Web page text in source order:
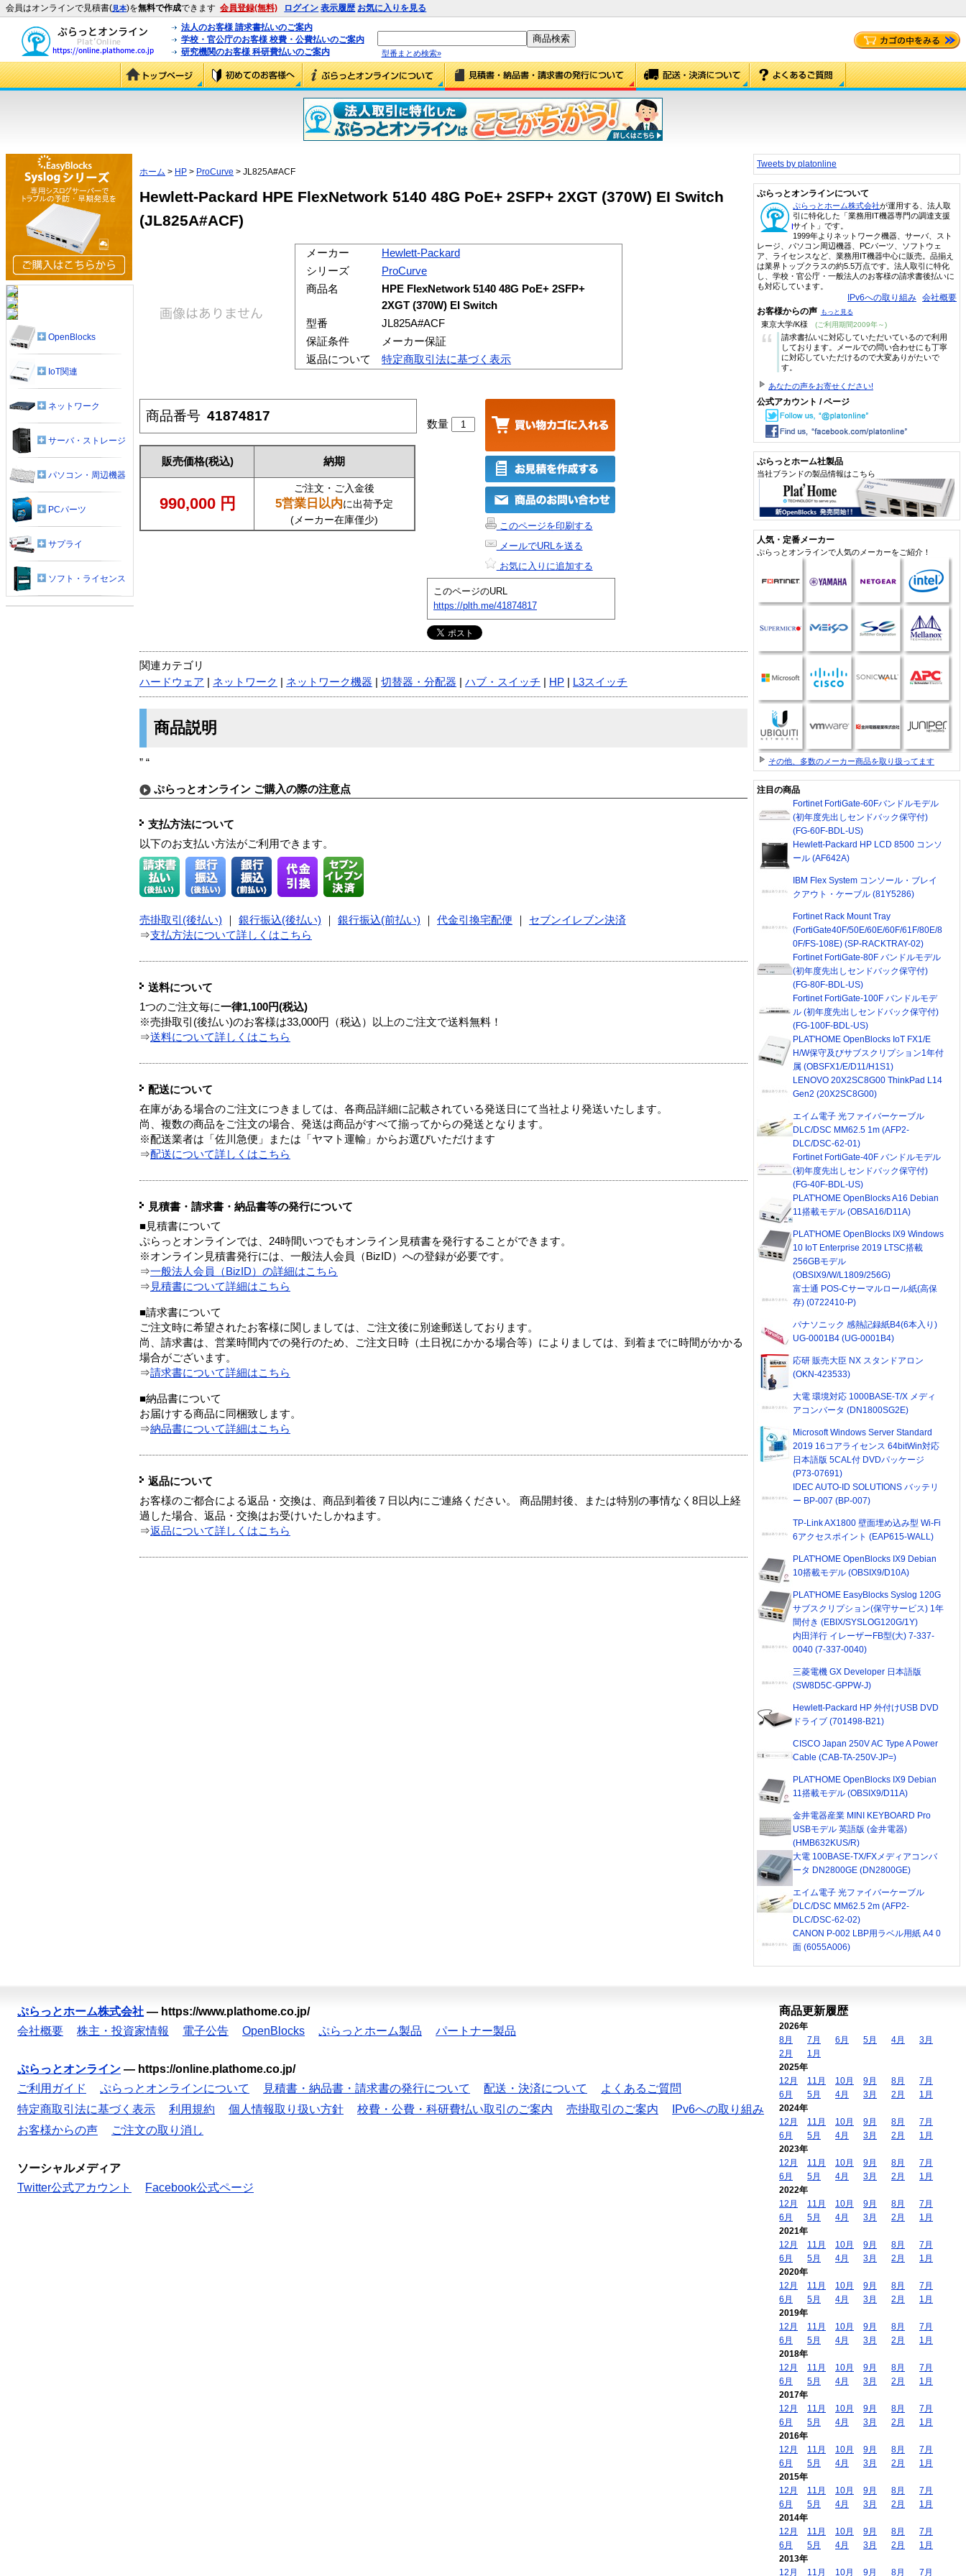
会員はオンラインで見積書(見本)を無料で作成できます 会員登録(無料) ログイン 表示履歴 お気に入りを見る
法人のお客様 請求書払いのご案内
学校・官公庁のお客様 校費・公費払いのご案内
研究機関のお客様 科研費払いのご案内
型番まとめ検索»
ホーム > HP > ProCurve > JL825A#ACF
Hewlett-Packard HPE FlexNetwork 5140 48G PoE+ 2SFP+ 2XGT (370W) EI Switch
(JL825A#ACF)
メーカー
Hewlett-Packard
シリーズ
ProCurve
商品名
HPE FlexNetwork 5140 48G PoE+ 2SFP+
2XGT (370W) EI Switch
型番
JL825A#ACF
保証条件
メーカー保証
返品について
特定商取引法に基づく表示
商品番号 41874817
販売価格(税込) 納期
990,000 円
ご注文・ご入金後
5営業日以内に出荷予定
(メーカー在庫僅少)
数量
このページを印刷する
メールでURLを送る
お気に入りに追加する
このページのURL
https://plth.me/41874817
関連カテゴリ
ハードウェア
ネットワーク ネットワーク機器 切替器・分配器 ハブ・スイッチ HP L3スイッチ
商品説明
” “
ぷらっとオンライン ご購入の際の注意点
支払方法について
以下のお支払い方法がご利用できます。
売掛取引(後払い) 銀行振込(後払い) 銀行振込(前払い) 代金引換宅配便
セブンイレブン決済
⇒支払方法について詳しくはこちら
送料について
1つのご注文毎に一律1,100円(税込)
※売掛取引(後払い)のお客様は33,000円（税込）以上のご注文で送料無料！
⇒送料について詳しくはこちら
配送について
在庫がある場合のご注文につきましては、各商品詳細に記載されている発送日にて当社より発送いたします。
尚、複数の商品をご注文の場合、発送は商品がすべて揃ってからの発送となります。
※配送業者は「佐川急便」または「ヤマト運輸」からお選びいただけます
⇒配送について詳しくはこちら
見積書・請求書・納品書等の発行について
■見積書について
ぷらっとオンラインでは、24時間いつでもオンライン見積書を発行することができます。
※オンライン見積書発行には、一般法人会員（BizID）への登録が必要です。
⇒一般法人会員（BizID）の詳細はこちら
⇒ 見積書について詳細はこちら
■請求書について
ご注文時に希望されたお客様に関しましては、ご注文後に別途郵送しております。
尚、請求書は、営業時間内での発行のため、ご注文日時（土日祝にかかる場合等）によりましては、到着までに時間がかかる
場合がございます。
⇒請求書について詳細はこちら
■納品書について
お届けする商品に同梱致します。
⇒納品書について詳細はこちら
返品について
お客様のご都合による返品・交換は、商品到着後７日以内にご連絡ください。 商品開封後、または特別の事情なく8日以上経
過した場合、返品・交換はお受けいたしかねます。
⇒返品について詳しくはこちら
OpenBlocks
IoT関連
ネットワーク
サーバ・ストレージ
パソコン・周辺機器
PCパーツ
サプライ
ソフト・ライセンス
Tweets by platonline
ぷらっとオンラインについて
ぷらっとホーム株式会社が運用する、法人取
引に特化した「業務用IT機器専門の調達支援
サイト」です。
1999年よりネットワーク機器、サーバ、スト
レージ、パソコン周辺機器、PCパーツ、ソフトウェ
ア、ライセンスなど、業務用IT機器中心に販売。品揃え
は業界トップクラスの約5.5万点です。法人取引に特化
し、学校・官公庁・一般法人のお客様の請求書後払いに
も対応しています。
IPv6への取り組み 会社概要
お客様からの声 もっと見る
東京大学/K様 (ご利用期間2009年～)
“
請求書払いに対応していただいているので利用
しております。メールでの問い合わせにも丁寧
に対応していただけるので大変ありがたいで
す。
あなたの声をお寄せください!
公式アカウント / ページ
ぷらっとホーム社製品
当社ブランドの製品情報はこちら
人気・定番メーカー
ぷらっとオンラインで人気のメーカーをご紹介！
その他、多数のメーカー商品を取り扱ってます
注目の商品
Fortinet FortiGate-60Fバンドルモデル
(初年度先出しセンドバック保守付)
(FG-60F-BDL-US)
Hewlett-Packard HP LCD 8500 コンソ
ール (AF642A)
IBM Flex System コンソール・ブレイ
クアウト・ケーブル (81Y5286)
Fortinet Rack Mount Tray
(FortiGate40F/50E/60E/60F/61F/80E/8
0F/FS-108E) (SP-RACKTRAY-02)
Fortinet FortiGate-80F バンドルモデル
(初年度先出しセンドバック保守付)
(FG-80F-BDL-US)
Fortinet FortiGate-100F バンドルモデ
ル (初年度先出しセンドバック保守付)
(FG-100F-BDL-US)
PLAT'HOME OpenBlocks IoT FX1/E
H/W保守及びサブスクリプション1年付
属 (OBSFX1/E/D11/H1S1)
LENOVO 20X2SC8G00 ThinkPad L14
Gen2 (20X2SC8G00)
エイム電子 光ファイバーケーブル
DLC/DSC MM62.5 1m (AFP2-
DLC/DSC-62-01)
Fortinet FortiGate-40F バンドルモデル
(初年度先出しセンドバック保守付)
(FG-40F-BDL-US)
PLAT'HOME OpenBlocks A16 Debian
11搭載モデル (OBSA16/D11A)
PLAT'HOME OpenBlocks IX9 Windows
10 IoT Enterprise 2019 LTSC搭載
256GBモデル
(OBSIX9/W/L1809/256G)
富士通 POS-Cサーマルロール紙(高保
存) (0722410-P)
パナソニック 感熱記録紙B4(6本入り)
UG-0001B4 (UG-0001B4)
応研 販売大臣 NX スタンドアロン
(OKN-423533)
大電 環境対応 1000BASE-T/X メディ
アコンバータ (DN1800SG2E)
Microsoft Windows Server Standard
2019 16コアライセンス 64bitWin対応
日本語版 5CAL付 DVDパッケージ
(P73-07691)
IDEC AUTO-ID SOLUTIONS バッテリ
ー BP-007 (BP-007)
TP-Link AX1800 壁面埋め込み型 Wi-Fi
6アクセスポイント (EAP615-WALL)
PLAT'HOME OpenBlocks IX9 Debian
10搭載モデル (OBSIX9/D10A)
PLAT'HOME EasyBlocks Syslog 120G
サブスクリプション(保守サービス) 1年
間付き (EBIX/SYSLOG120G/1Y)
内田洋行 イレーザーFB型(大) 7-337-
0040 (7-337-0040)
三菱電機 GX Developer 日本語版
(SW8D5C-GPPW-J)
Hewlett-Packard HP 外付けUSB DVD
ドライブ (701498-B21)
CISCO Japan 250V AC Type A Power
Cable (CAB-TA-250V-JP=)
PLAT'HOME OpenBlocks IX9 Debian
11搭載モデル (OBSIX9/D11A)
金井電器産業 MINI KEYBOARD Pro
USBモデル 英語版 (金井電器)
(HMB632KUS/R)
大電 100BASE-TX/FXメディアコンバ
ータ DN2800GE (DN2800GE)
エイム電子 光ファイバーケーブル
DLC/DSC MM62.5 2m (AFP2-
DLC/DSC-62-02)
CANON P-002 LBP用ラベル用紙 A4 0
面 (6055A006)
ぷらっとホーム株式会社 — https://www.plathome.co.jp/
会社概要
株主・投資家情報 電子公告 OpenBlocks ぷらっとホーム製品 パートナー製品
ぷらっとオンライン — https://online.plathome.co.jp/
ご利用ガイド
ぷらっとオンラインについて 見積書・納品書・請求書の発行について 配送・決済について
よくあるご質問
特定商取引法に基づく表示
利用規約 個人情報取り扱い方針 校費・公費・科研費払い取引のご案内 売掛取引のご案内
IPv6への取り組み
お客様からの声
ご注文の取り消し
ソーシャルメディア
Twitter公式アカウント
Facebook公式ページ
商品更新履歴
2026年
8月
7月 6月 5月 4月
3月
2月
1月
2025年
12月
11月 10月 9月 8月
7月
6月
5月 4月 3月 2月
1月
2024年
12月
11月 10月 9月 8月
7月
6月
5月 4月 3月 2月
1月
2023年
12月
11月 10月 9月 8月
7月
6月
5月 4月 3月 2月
1月
2022年
12月
11月 10月 9月 8月
7月
6月
5月 4月 3月 2月
1月
2021年
12月
11月 10月 9月 8月
7月
6月
5月 4月 3月 2月
1月
2020年
12月
11月 10月 9月 8月
7月
6月
5月 4月 3月 2月
1月
2019年
12月
11月 10月 9月 8月
7月
6月
5月 4月 3月 2月
1月
2018年
12月
11月 10月 9月 8月
7月
6月
5月 4月 3月 2月
1月
2017年
12月
11月 10月 9月 8月
7月
6月
5月 4月 3月 2月
1月
2016年
12月
11月 10月 9月 8月
7月
6月
5月 4月 3月 2月
1月
2015年
12月
11月 10月 9月 8月
7月
6月
5月 4月 3月 2月
1月
2014年
12月
11月 10月 9月 8月
7月
6月
5月 4月 3月 2月
1月
2013年
12月
11月 10月 9月 8月 7月